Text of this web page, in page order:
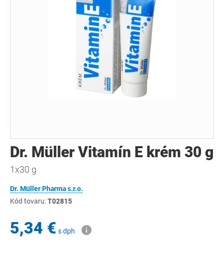
Dr. Müller Vitamín E krém 30 g
1x30 g
Dr. Müller Pharma s.r.o.
Kód tovaru:T02815
5,34 € s dph